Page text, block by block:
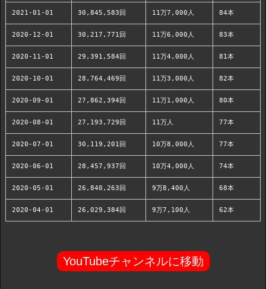
2021-01-01 30,845,583回 11万7,000人 84本
2020-12-01 30,217,771回 11万6,000人 83本
2020-11-01 29,391,584回 11万4,000人 81本
2020-10-01 28,764,469回 11万3,000人 82本
2020-09-01 27,862,394回 11万1,000人 80本
2020-08-01 27,193,729回 11万人 77本
2020-07-01 30,119,201回 10万8,000人 77本
2020-06-01 28,457,937回 10万4,000人 74本
2020-05-01 26,840,263回 9万8,400人 68本
2020-04-01 26,029,384回 9万7,100人 62本
YouTubeチャンネルに移動